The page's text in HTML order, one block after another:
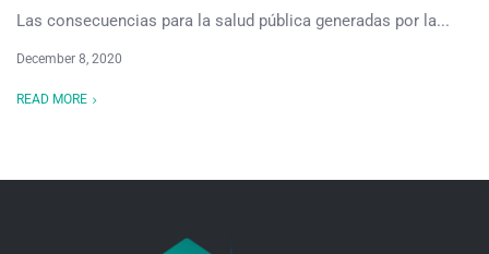
Las consecuencias para la salud pública generadas por la...
December 8, 2020
READ MORE